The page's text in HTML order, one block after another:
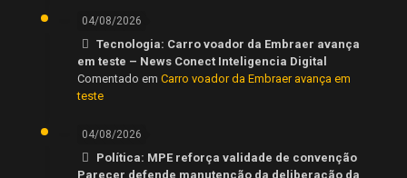
04/08/2026
Tecnologia: Carro voador da Embraer avança
em teste – News Conect Inteligencia Digital
Comentado em Carro voador da Embraer avança em
teste
04/08/2026
Política: MPE reforça validade de convenção
Parecer defende manutenção da deliberação da